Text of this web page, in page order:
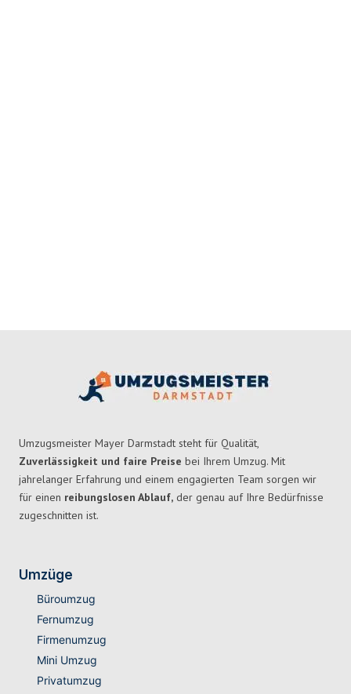
Umzugsmeister Mayer Darmstadt steht für Qualität,
Zuverlässigkeit und faire Preise bei Ihrem Umzug. Mit
jahrelanger Erfahrung und einem engagierten Team sorgen wir
für einen reibungslosen Ablauf, der genau auf Ihre Bedürfnisse
zugeschnitten ist.
Umzüge
Büroumzug
Fernumzug
Firmenumzug
Mini Umzug
Privatumzug